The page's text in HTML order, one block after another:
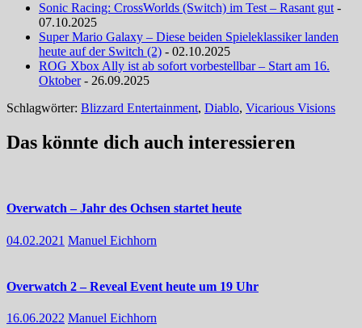
Sonic Racing: CrossWorlds (Switch) im Test – Rasant gut -
07.10.2025
Super Mario Galaxy – Diese beiden Spieleklassiker landen
heute auf der Switch (2) - 02.10.2025
ROG Xbox Ally ist ab sofort vorbestellbar – Start am 16.
Oktober- 26.09.2025
Schlagwörter: Blizzard Entertainment, Diablo, Vicarious Visions
Das könnte dich auch interessieren
Overwatch – Jahr des Ochsen startet heute
04.02.2021 Manuel Eichhorn
Overwatch 2 – Reveal Event heute um 19 Uhr
16.06.2022 Manuel Eichhorn